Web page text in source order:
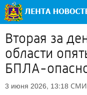
Вторая за
области
БПЛА-
3 июня 2026, 13:18 СМИ